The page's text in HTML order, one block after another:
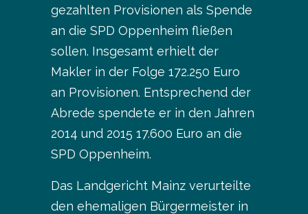
gezahlten Provisionen als Spende
an die SPD Oppenheim fließen
sollen. Insgesamt erhielt der
Makler in der Folge 172.250 Euro
an Provisionen. Entsprechend der
Abrede spendete er in den Jahren
2014 und 2015 17.600 Euro an die
SPD Oppenheim.
Das Landgericht Mainz verurteilte
den ehemaligen Bürgermeister in